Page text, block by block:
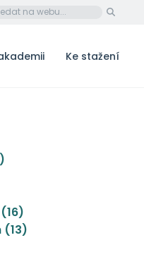
Ke stažení
(13)